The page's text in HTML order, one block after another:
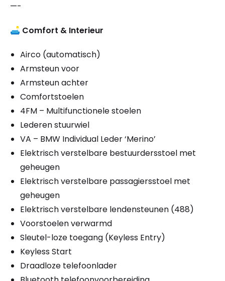
—-
🛋️ Comfort & Interieur
Airco (automatisch)
Armsteun voor
Armsteun achter
Comfortstoelen
4FM – Multifunctionele stoelen
Lederen stuurwiel
VA – BMW Individual Leder ‘Merino’
Elektrisch verstelbare bestuurdersstoel met
geheugen
Elektrisch verstelbare passagiersstoel met
geheugen
Elektrisch verstelbare lendensteunen (488)
Voorstoelen verwarmd
Sleutel-loze toegang (Keyless Entry)
Keyless Start
Draadloze telefoonlader